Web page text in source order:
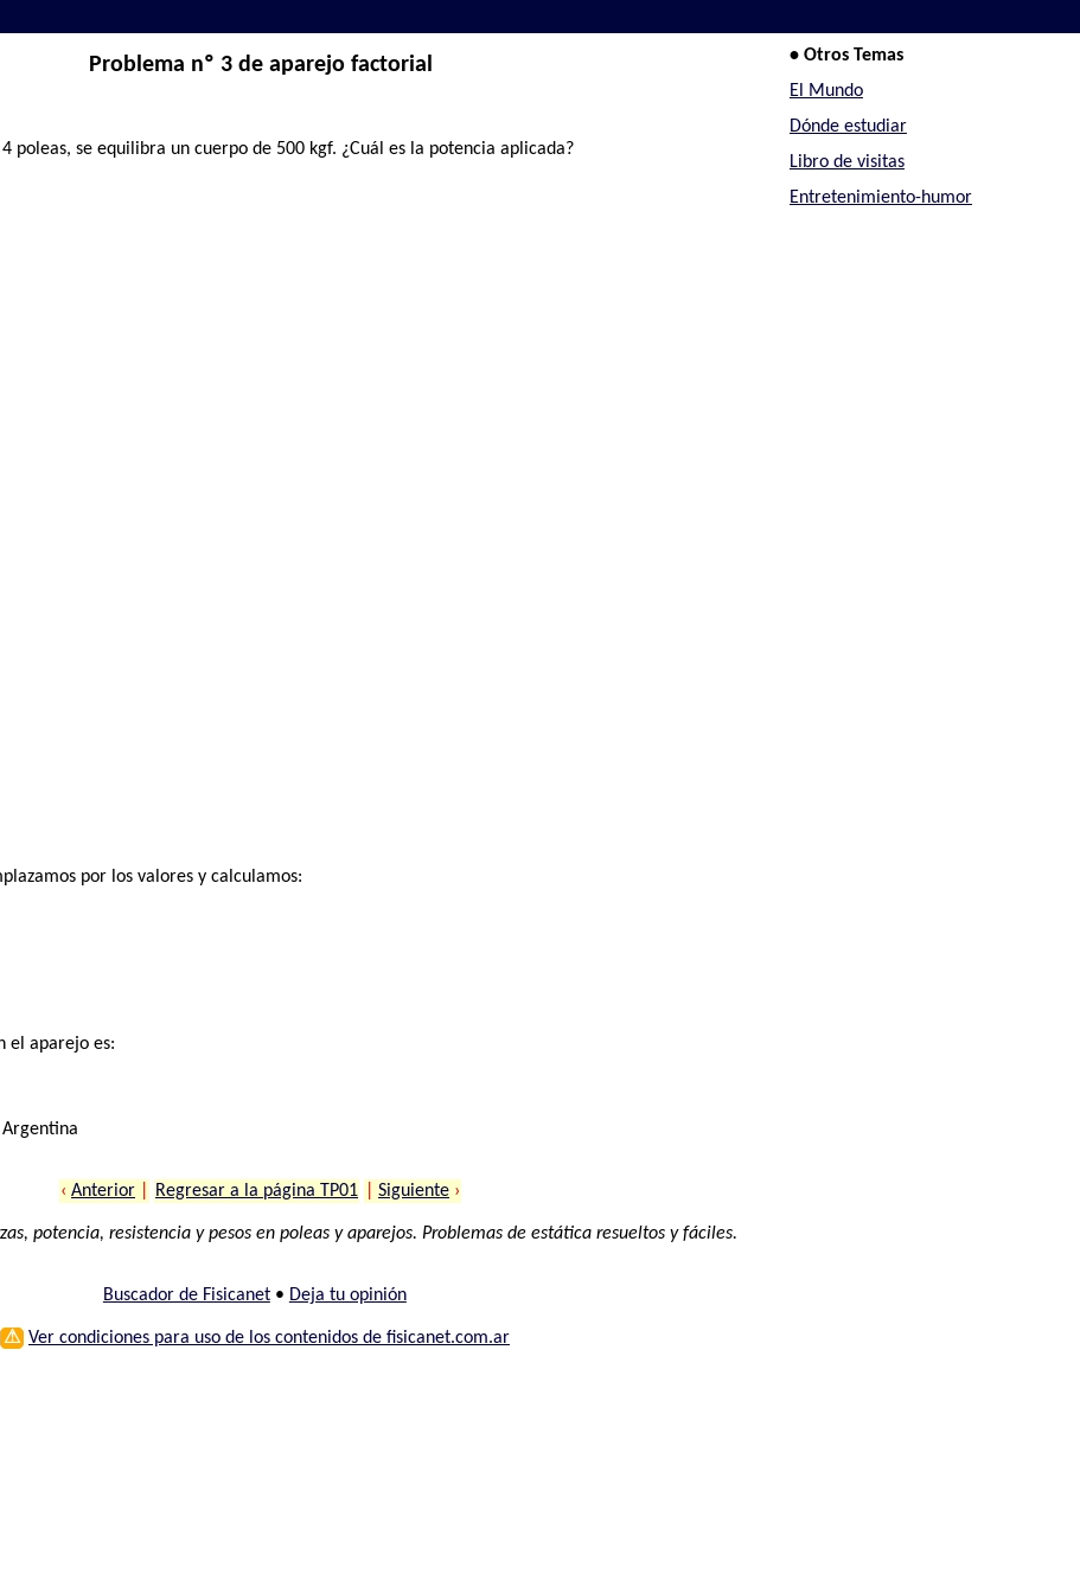
Problema nº 3 de aparejo factorial
poleas, se equilibra un cuerpo de 500 kgf. ¿Cuál es la potencia aplicada?
por los valores y calculamos:
el aparejo es:
Argentina
‹ Anterior Regresar a la página TP01 Siguiente ›
potencia, resistencia y pesos en poleas y aparejos. Problemas de estática resueltos y fáciles.
Buscador de Fisicanet• Deja tu opinión
⚠ Ver condiciones para uso de los contenidos de fisicanet.com.ar
• Otros Temas
El Mundo
Dónde estudiar
Libro de visitas
Entretenimiento-humor